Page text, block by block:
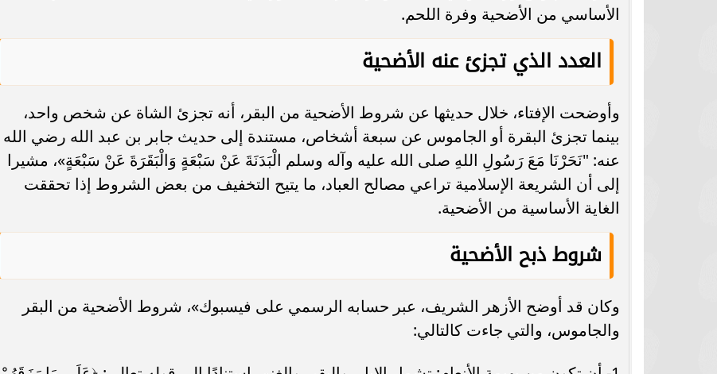
الأساسي من الأضحية وفرة اللحم.
العدد الذي تجزئ عنه الأضحية
وأوضحت الإفتاء، خلال حديثها عن شروط الأضحية من البقر، أنه تجزئ الشاة عن شخص واحد،
بينما تجزئ البقرة أو الجاموس عن سبعة أشخاص، مستندة إلى حديث جابر بن عبد الله رضي الله
عنه: "نَحَرْنَا مَعَ رَسُولِ اللهِ صلى الله عليه وآله وسلم الْبَدَنَةَ عَنْ سَبْعَةٍ وَالْبَقَرَةَ عَنْ سَبْعَةٍ»، مشيرا
إلى أن الشريعة الإسلامية تراعي مصالح العباد، ما يتيح التخفيف من بعض الشروط إذا تحققت
الغاية الأساسية من الأضحية.
شروط ذبح الأضحية
وكان قد أوضح الأزهر الشريف، عبر حسابه الرسمي على فيسبوك»، شروط الأضحية من البقر
والجاموس، والتي جاءت كالتالي:
كأس العالم
بكأس خوان جامبر
يقترب من العودة إلى القاهرة